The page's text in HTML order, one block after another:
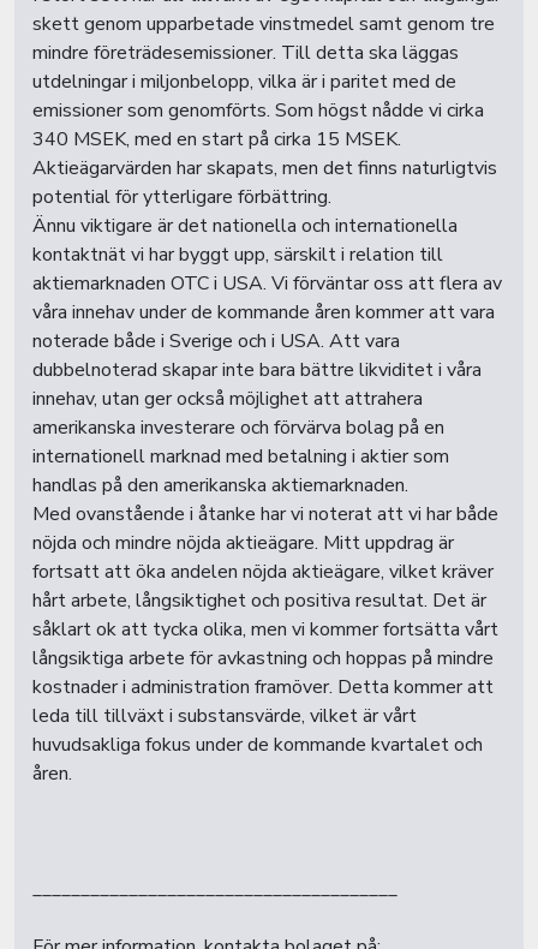
skett genom upparbetade vinstmedel samt genom tre
mindre företrädesemissioner. Till detta ska läggas
utdelningar i miljonbelopp, vilka är i paritet med de
emissioner som genomförts. Som högst nådde vi cirka
340 MSEK, med en start på cirka 15 MSEK.
Aktieägarvärden har skapats, men det finns naturligtvis
potential för ytterligare förbättring.
Ännu viktigare är det nationella och internationella
kontaktnät vi har byggt upp, särskilt i relation till
aktiemarknaden OTC i USA. Vi förväntar oss att flera av
våra innehav under de kommande åren kommer att vara
noterade både i Sverige och i USA. Att vara
dubbelnoterad skapar inte bara bättre likviditet i våra
innehav, utan ger också möjlighet att attrahera
amerikanska investerare och förvärva bolag på en
internationell marknad med betalning i aktier som
handlas på den amerikanska aktiemarknaden.
Med ovanstående i åtanke har vi noterat att vi har både
nöjda och mindre nöjda aktieägare. Mitt uppdrag är
fortsatt att öka andelen nöjda aktieägare, vilket kräver
hårt arbete, långsiktighet och positiva resultat. Det är
såklart ok att tycka olika, men vi kommer fortsätta vårt
långsiktiga arbete för avkastning och hoppas på mindre
kostnader i administration framöver. Detta kommer att
leda till tillväxt i substansvärde, vilket är vårt
huvudsakliga fokus under de kommande kvartalet och
åren.
______________________________________